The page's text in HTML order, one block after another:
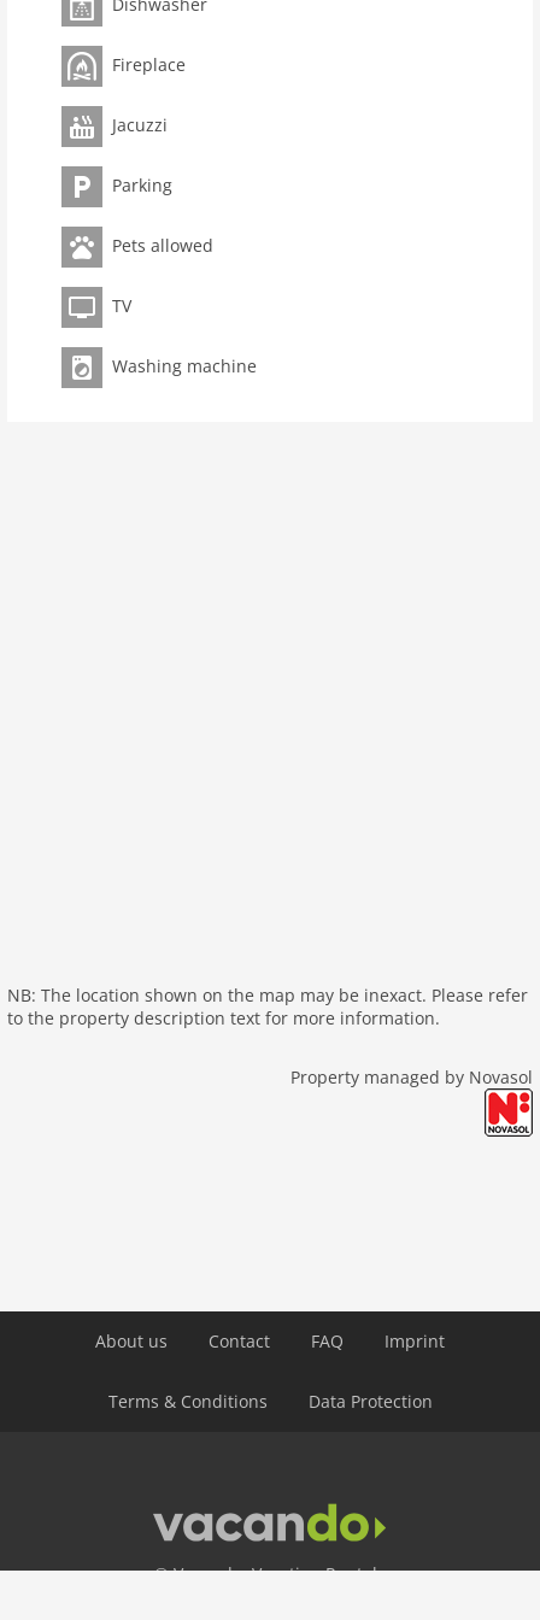
Spülmaschine: Geschirrspüler
TV Gerät: 1 TV
TV Empfang: Kabel-TV
Kamin
Toilette: WC. Warmes und kaltes Wasser 1
Extra Kosten inklusive: Verbrauchskosten inklusive
Aussicht 2: Aussicht über Landschaft
Haustiere: Ja 1
Elektrische Geräte: Playstation4, WLAN
Spielgeräte (draussen): Trampolin, Spielhaus, Wippe,
Rutsche 1
Spielgeräte, Babyausstattung: Spielzeug für drinnen
ECO: Öko-Baumaterialien, Öko-Recycling vor Ort
Diverse Innenausstattung: Wertbox, Klimaanlage warm
Fireplace
Jacuzzi
Parking
Pets allowed
TV
Washing machine
NB: The location shown on the map may be inexact. Please refer
to the property description text for more information.
Property managed by Novasol
About us Contact FAQ Imprint
Terms & Conditions Data Protection
© Vacando: Vacation Rentals